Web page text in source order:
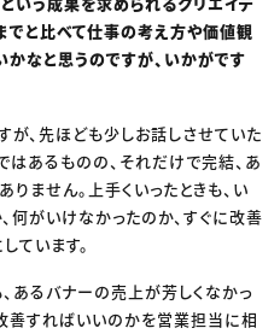
でと比べて仕事の考え方や価値観
なと思うのですが、いかがです
が、先ほども少しお話しさせていた
はあるものの、それだけで完結、あ
ません。上手くいったときも、い
何がいけなかったのか、すぐに改善
ています。
あるバナーの売上が芳しくなかっ
善すればいいのかを営業担当に相